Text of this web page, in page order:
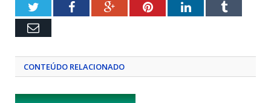
TwitterFacebookGoogle+PinterestLinkedInTumblr
Email
CONTEÚDO RELACIONADO